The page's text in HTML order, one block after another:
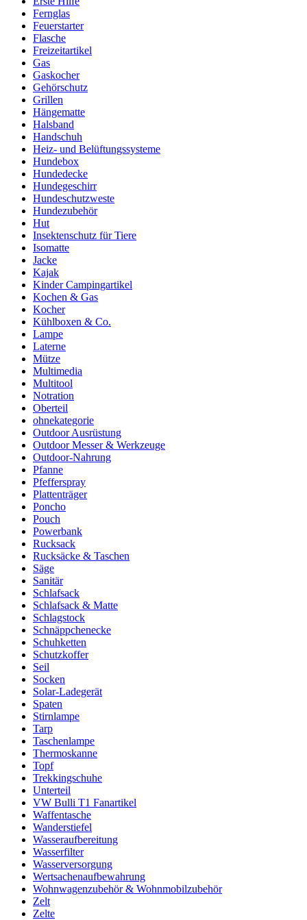
Fernglas
Feuerstarter
Flasche
Freizeitartikel
Gas
Gaskocher
Gehörschutz
Grillen
Hängematte
Halsband
Handschuh
Heiz- und Belüftungssysteme
Hundebox
Hundedecke
Hundegeschirr
Hundeschutzweste
Hundezubehör
Hut
Insektenschutz für Tiere
Isomatte
Jacke
Kajak
Kinder Campingartikel
Kochen & Gas
Kocher
Kühlboxen & Co.
Lampe
Laterne
Mütze
Multimedia
Multitool
Notration
Oberteil
ohnekategorie
Outdoor Ausrüstung
Outdoor Messer & Werkzeuge
Outdoor-Nahrung
Pfanne
Pfefferspray
Plattenträger
Poncho
Pouch
Powerbank
Rucksack
Rucksäcke & Taschen
Säge
Sanitär
Schlafsack
Schlafsack & Matte
Schlagstock
Schnäppchenecke
Schuhketten
Schutzkoffer
Seil
Socken
Solar-Ladegerät
Spaten
Stirnlampe
Tarp
Taschenlampe
Thermoskanne
Topf
Trekkingschuhe
Unterteil
VW Bulli T1 Fanartikel
Waffentasche
Wanderstiefel
Wasseraufbereitung
Wasserfilter
Wasserversorgung
Wertsachenaufbewahrung
Wohnwagenzubehör & Wohnmobilzubehör
Zelt
Zelte